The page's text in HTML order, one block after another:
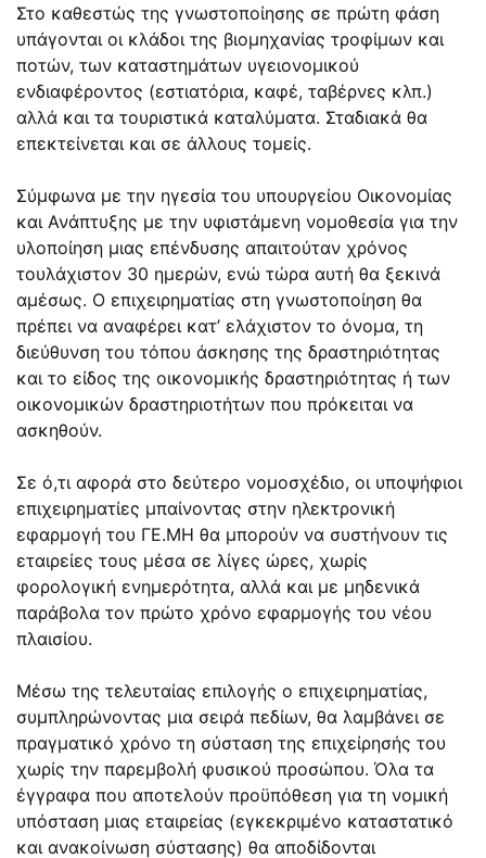
Στο καθεστώς της γνωστοποίησης σε πρώτη φάση
υπάγονται οι κλάδοι της βιομηχανίας τροφίμων και
ποτών, των καταστημάτων υγειονομικού
ενδιαφέροντος (εστιατόρια, καφέ, ταβέρνες κλπ.)
αλλά και τα τουριστικά καταλύματα. Σταδιακά θα
επεκτείνεται και σε άλλους τομείς.
Σύμφωνα με την ηγεσία του υπουργείου Οικονομίας
και Ανάπτυξης με την υφιστάμενη νομοθεσία για την
υλοποίηση μιας επένδυσης απαιτούταν χρόνος
τουλάχιστον 30 ημερών, ενώ τώρα αυτή θα ξεκινά
αμέσως. Ο επιχειρηματίας στη γνωστοποίηση θα
πρέπει να αναφέρει κατ’ ελάχιστον το όνομα, τη
διεύθυνση του τόπου άσκησης της δραστηριότητας
και το είδος της οικονομικής δραστηριότητας ή των
οικονομικών δραστηριοτήτων που πρόκειται να
ασκηθούν.
Σε ό,τι αφορά στο δεύτερο νομοσχέδιο, οι υποψήφιοι
επιχειρηματίες μπαίνοντας στην ηλεκτρονική
εφαρμογή του ΓΕ.ΜΗ θα μπορούν να συστήνουν τις
εταιρείες τους μέσα σε λίγες ώρες, χωρίς
φορολογική ενημερότητα, αλλά και με μηδενικά
παράβολα τον πρώτο χρόνο εφαρμογής του νέου
πλαισίου.
Μέσω της τελευταίας επιλογής ο επιχειρηματίας,
συμπληρώνοντας μια σειρά πεδίων, θα λαμβάνει σε
πραγματικό χρόνο τη σύσταση της επιχείρησής του
χωρίς την παρεμβολή φυσικού προσώπου. Όλα τα
έγγραφα που αποτελούν προϋπόθεση για τη νομική
υπόσταση μιας εταιρείας (εγκεκριμένο καταστατικό
και ανακοίνωση σύστασης) θα αποδίδονται